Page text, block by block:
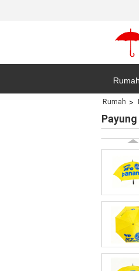
Rumah
Rumah